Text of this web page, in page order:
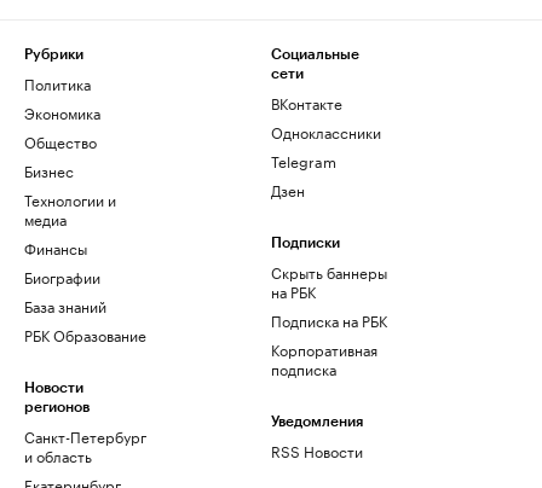
Рубрики
Политика
Экономика
Общество
Бизнес
Технологии и
медиа
Финансы
Биографии
База знаний
РБК Образование
Новости
регионов
Санкт-Петербург
и область
Социальные
сети
ВКонтакте
Одноклассники
Telegram
Дзен
Подписки
Скрыть баннеры
на РБК
Подписка на РБК
Корпоративная
подписка
Уведомления
RSS Новости